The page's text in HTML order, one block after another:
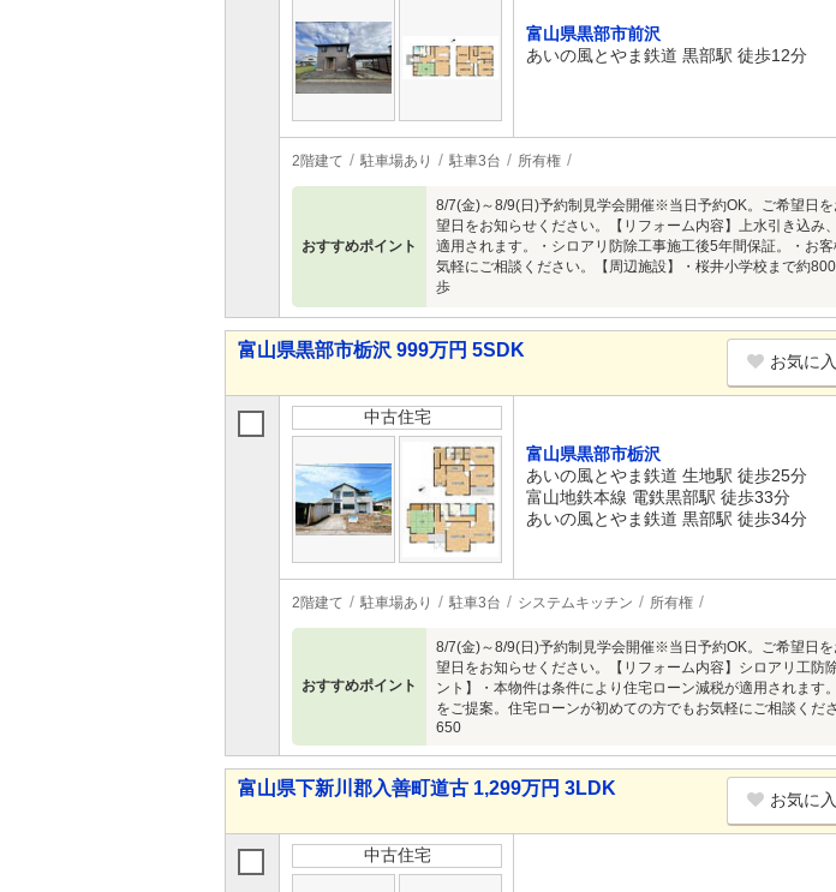
富山県黒部市前沢
あいの風とやま鉄道 黒部駅 徒歩12分
2階建て 駐車場あり 駐車3台 所有権
おすすめポイント
8/7(金)～8/9(日)予約制見学会開催※当日予約OK。ご希望日
望日をお知らせください。【リフォーム内容】上水引き込
適用されます。・シロアリ防除工事施工後5年間保証。・お
気軽にご相談ください。【周辺施設】・桜井小学校まで約
歩
富山県黒部市栃沢 999万円 5SDK
お気に
中古住宅
富山県黒部市栃沢
あいの風とやま鉄道 生地駅 徒歩25分
富山地鉄本線 電鉄黒部駅 徒歩33分
あいの風とやま鉄道 黒部駅 徒歩34分
2階建て 駐車場あり 駐車3台 システムキッチン 所有権
おすすめポイント
8/7(金)～8/9(日)予約制見学会開催※当日予約OK。ご希望日
望日をお知らせください。【リフォーム内容】シロアリ工
ント】・本物件は条件により住宅ローン減税が適用されま
をご提案。住宅ローンが初めての方でもお気軽にご相談く
650
富山県下新川郡入善町道古 1,299万円 3LDK
お気に
中古住宅